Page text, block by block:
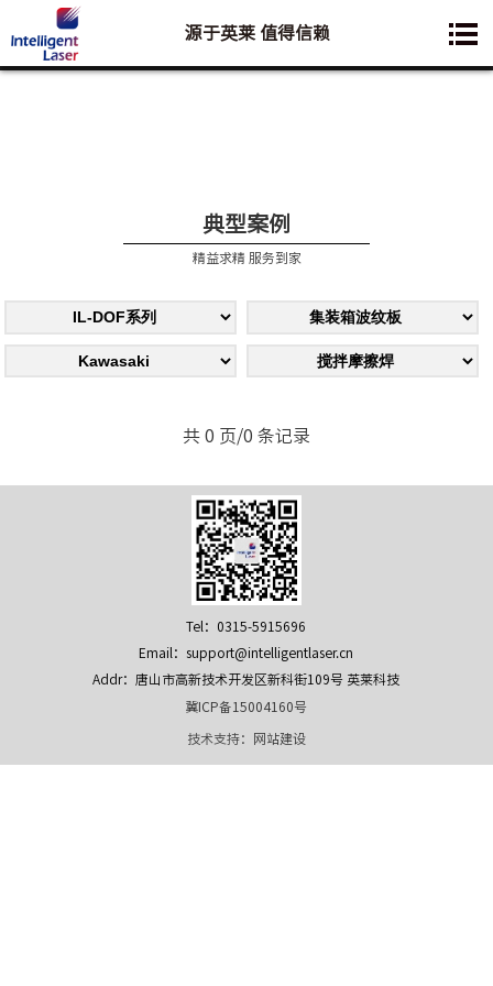
您想要了解的业务是:
源于英莱 值得信赖
典型案例
精益求精 服务到家
共 0 页/0 条记录
Tel：0315-5915696
Email：support@intelligentlaser.cn
Addr：唐山市高新技术开发区新科街109号 英莱科技
冀ICP备15004160号
技术支持： 网站建设